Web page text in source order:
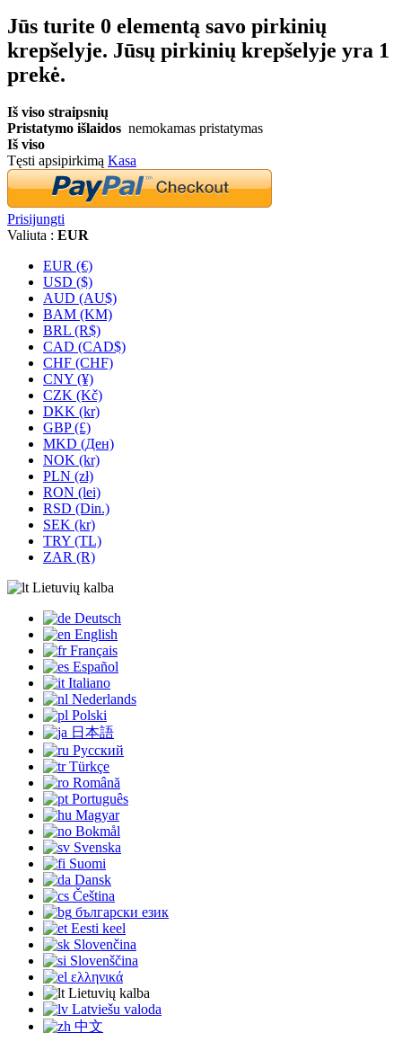
Jūs turite 0 elementą savo pirkinių
krepšelyje. Jūsų pirkinių krepšelyje yra 1
prekė.
Iš viso straipsnių
Pristatymo išlaidos nemokamas pristatymas
Iš viso
Tęsti apsipirkimą Kasa
Prisijungti
Valiuta : EUR
EUR (€)
USD ($)
AUD (AU$)
BAM (KM)
BRL (R$)
CAD (CAD$)
CHF (CHF)
CNY (¥)
CZK (Kč)
DKK (kr)
GBP (£)
MKD (Ден)
NOK (kr)
PLN (zł)
RON (lei)
RSD (Din.)
SEK (kr)
TRY (TL)
ZAR (R)
Lietuvių kalba
Deutsch
English
Français
Español
Italiano
Nederlands
Polski
日本語
Русский
Türkçe
Română
Português
Magyar
Bokmål
Svenska
Suomi
Dansk
Čeština
български език
Eesti keel
Slovenčina
Slovenščina
ελληνικά
Lietuvių kalba
Latviešu valoda
中文